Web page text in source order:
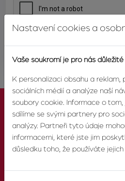
KONTAKTUJTE NÁS
Nastavení cookies a
Vaše soukromí je pro nás důležité
K personalizaci obsahu a reklam,
sociálních médií a analýze naší
soubory cookie. Informace o tom,
sdílíme se svými partnery pro
analýzy. Partneři tyto údaje
informacemi, které jste jim
důsledku toho, že používáte jejich